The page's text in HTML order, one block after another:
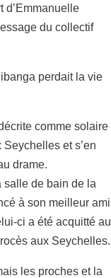
d’Emmanuelle
du collectif
perdait la vie
comme solaire
et s’en
drame.
salle de bain de la
à son meilleur ami
ci a été acquitté au
aux Seychelles.
les proches et la